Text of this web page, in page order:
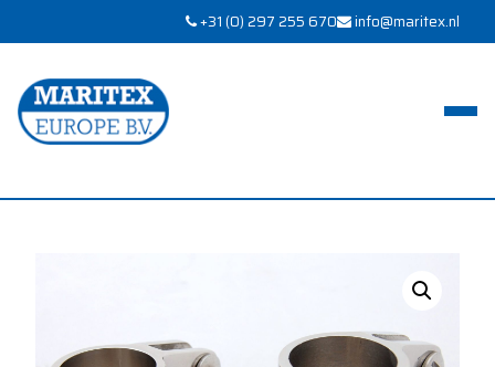
+31 (0) 297 255 670 info@maritex.nl